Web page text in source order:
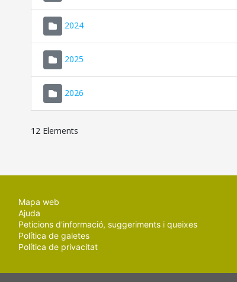
2024
2025
2026
12 Elements
Mapa web
Ajuda
Peticions d'informació, suggeriments i queixes
Política de galetes
Política de privacitat